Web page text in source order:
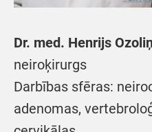
Dr. med. Henrijs
neiroķirurgs
Darbības sfēras:
adenomas,